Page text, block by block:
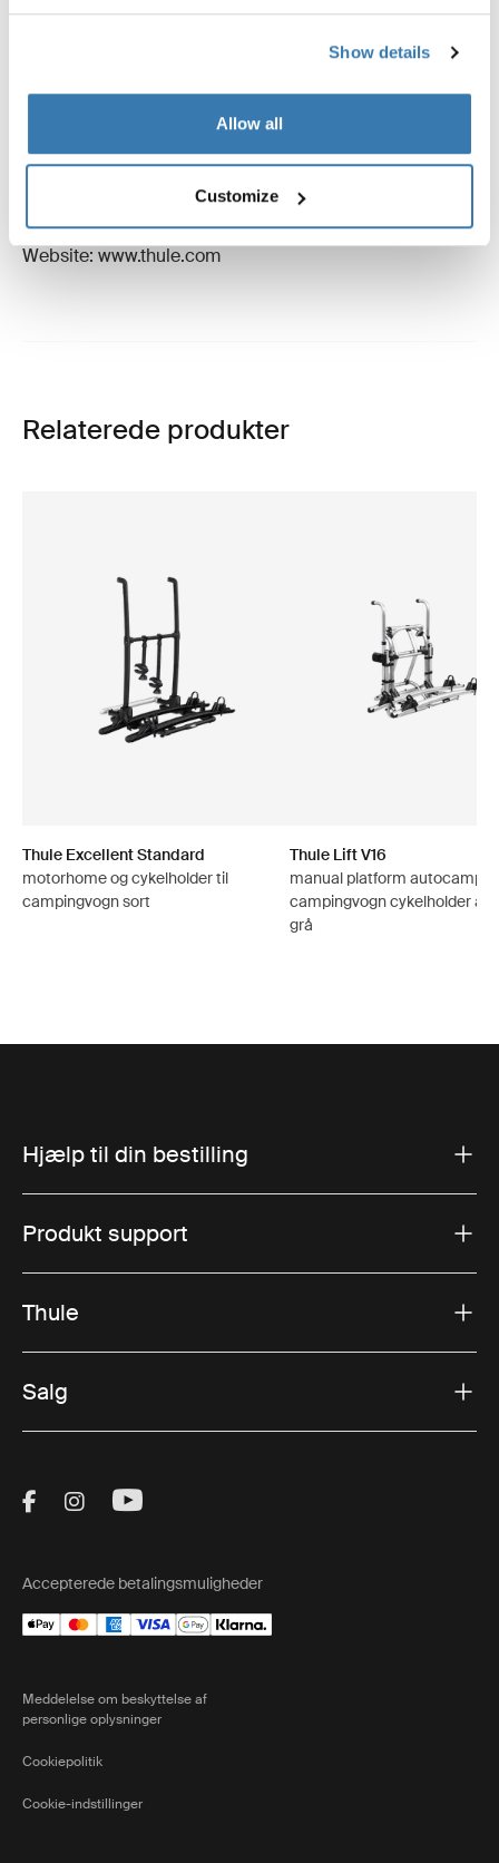
Show details
Allow all
Customize
Registreret varemærke: Thule Sweden AB
Producentens navn: Thule Sverige
Producentens adresse: Borggatan 5, 335 73 Hillerstorp,
E-mail: support@thule.com
Website: www.thule.com
Relaterede produkter
Thule Excellent Standard
motorhome og cykelholder til
campingvogn sort
Thule Lift V16
manual platform
campingvogn cykelholder
grå
Hjælp til din bestilling
Produkt support
Thule
Salg
Visit Thule on Facebook (external link)
Visit Thule on Instagram (external link)
Visit Thule on Youtube (external
Accepterede betalingsmuligheder
Meddelelse om beskyttelse af
personlige oplysninger
Cookiepolitik
Cookie-indstillinger